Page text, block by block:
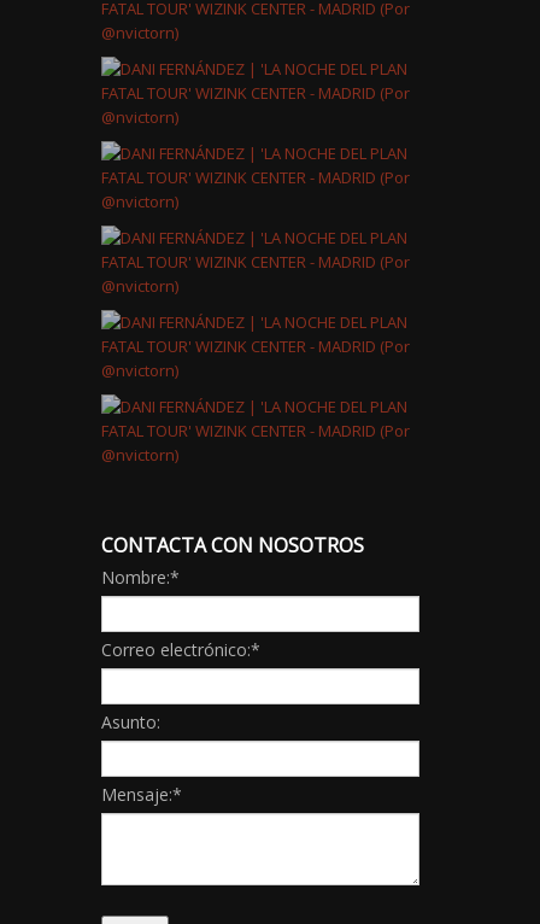
CONTACTA CON NOSOTROS
Nombre:*
Correo electrónico:*
Asunto:
Mensaje:*